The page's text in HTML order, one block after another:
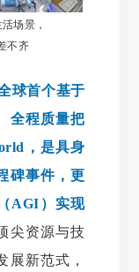
场景，
不齐
球首个基于
全程质量把
，是具身
碑事件，更
AGI）实现
尖资源与技
展新范式，